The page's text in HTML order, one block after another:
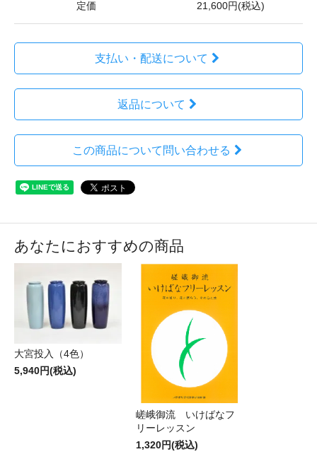
定価 21,600円(税込)
支払い・配送について
返品について
この商品について問い合わせる
あなたにおすすめの商品
大宮投入（4色）
5,940円(税込)
嵯峨御流 いけばなフ
リーレッスン
1,320円(税込)